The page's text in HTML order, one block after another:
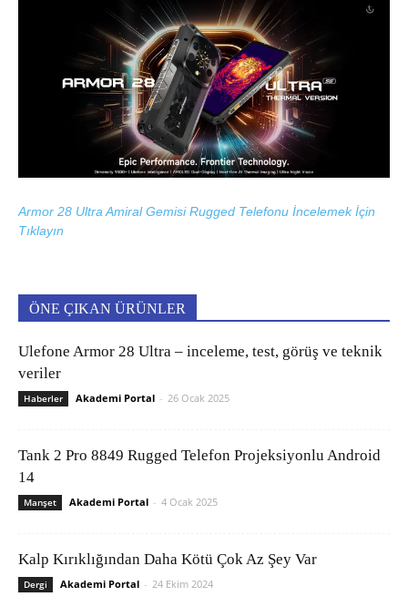
Armor 28 Ultra Amiral Gemisi Rugged Telefonu İncelemek İçin
Tıklayın
ÖNE ÇIKAN ÜRÜNLER
Ulefone Armor 28 Ultra – inceleme, test, görüş ve teknik
veriler
Haberler Akademi Portal - 26 Ocak 2025
Tank 2 Pro 8849 Rugged Telefon Projeksiyonlu Android
14
Manşet Akademi Portal - 4 Ocak 2025
Kalp Kırıklığından Daha Kötü Çok Az Şey Var
Dergi Akademi Portal - 24 Ekim 2024